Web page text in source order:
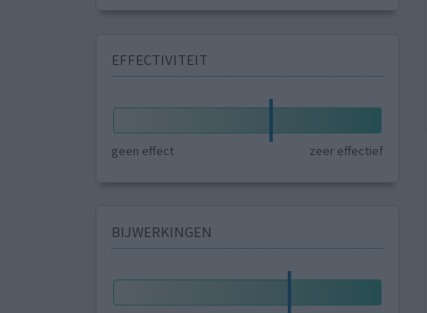
EFFECTIVITEIT
geen effect zeer effectief
BIJWERKINGEN